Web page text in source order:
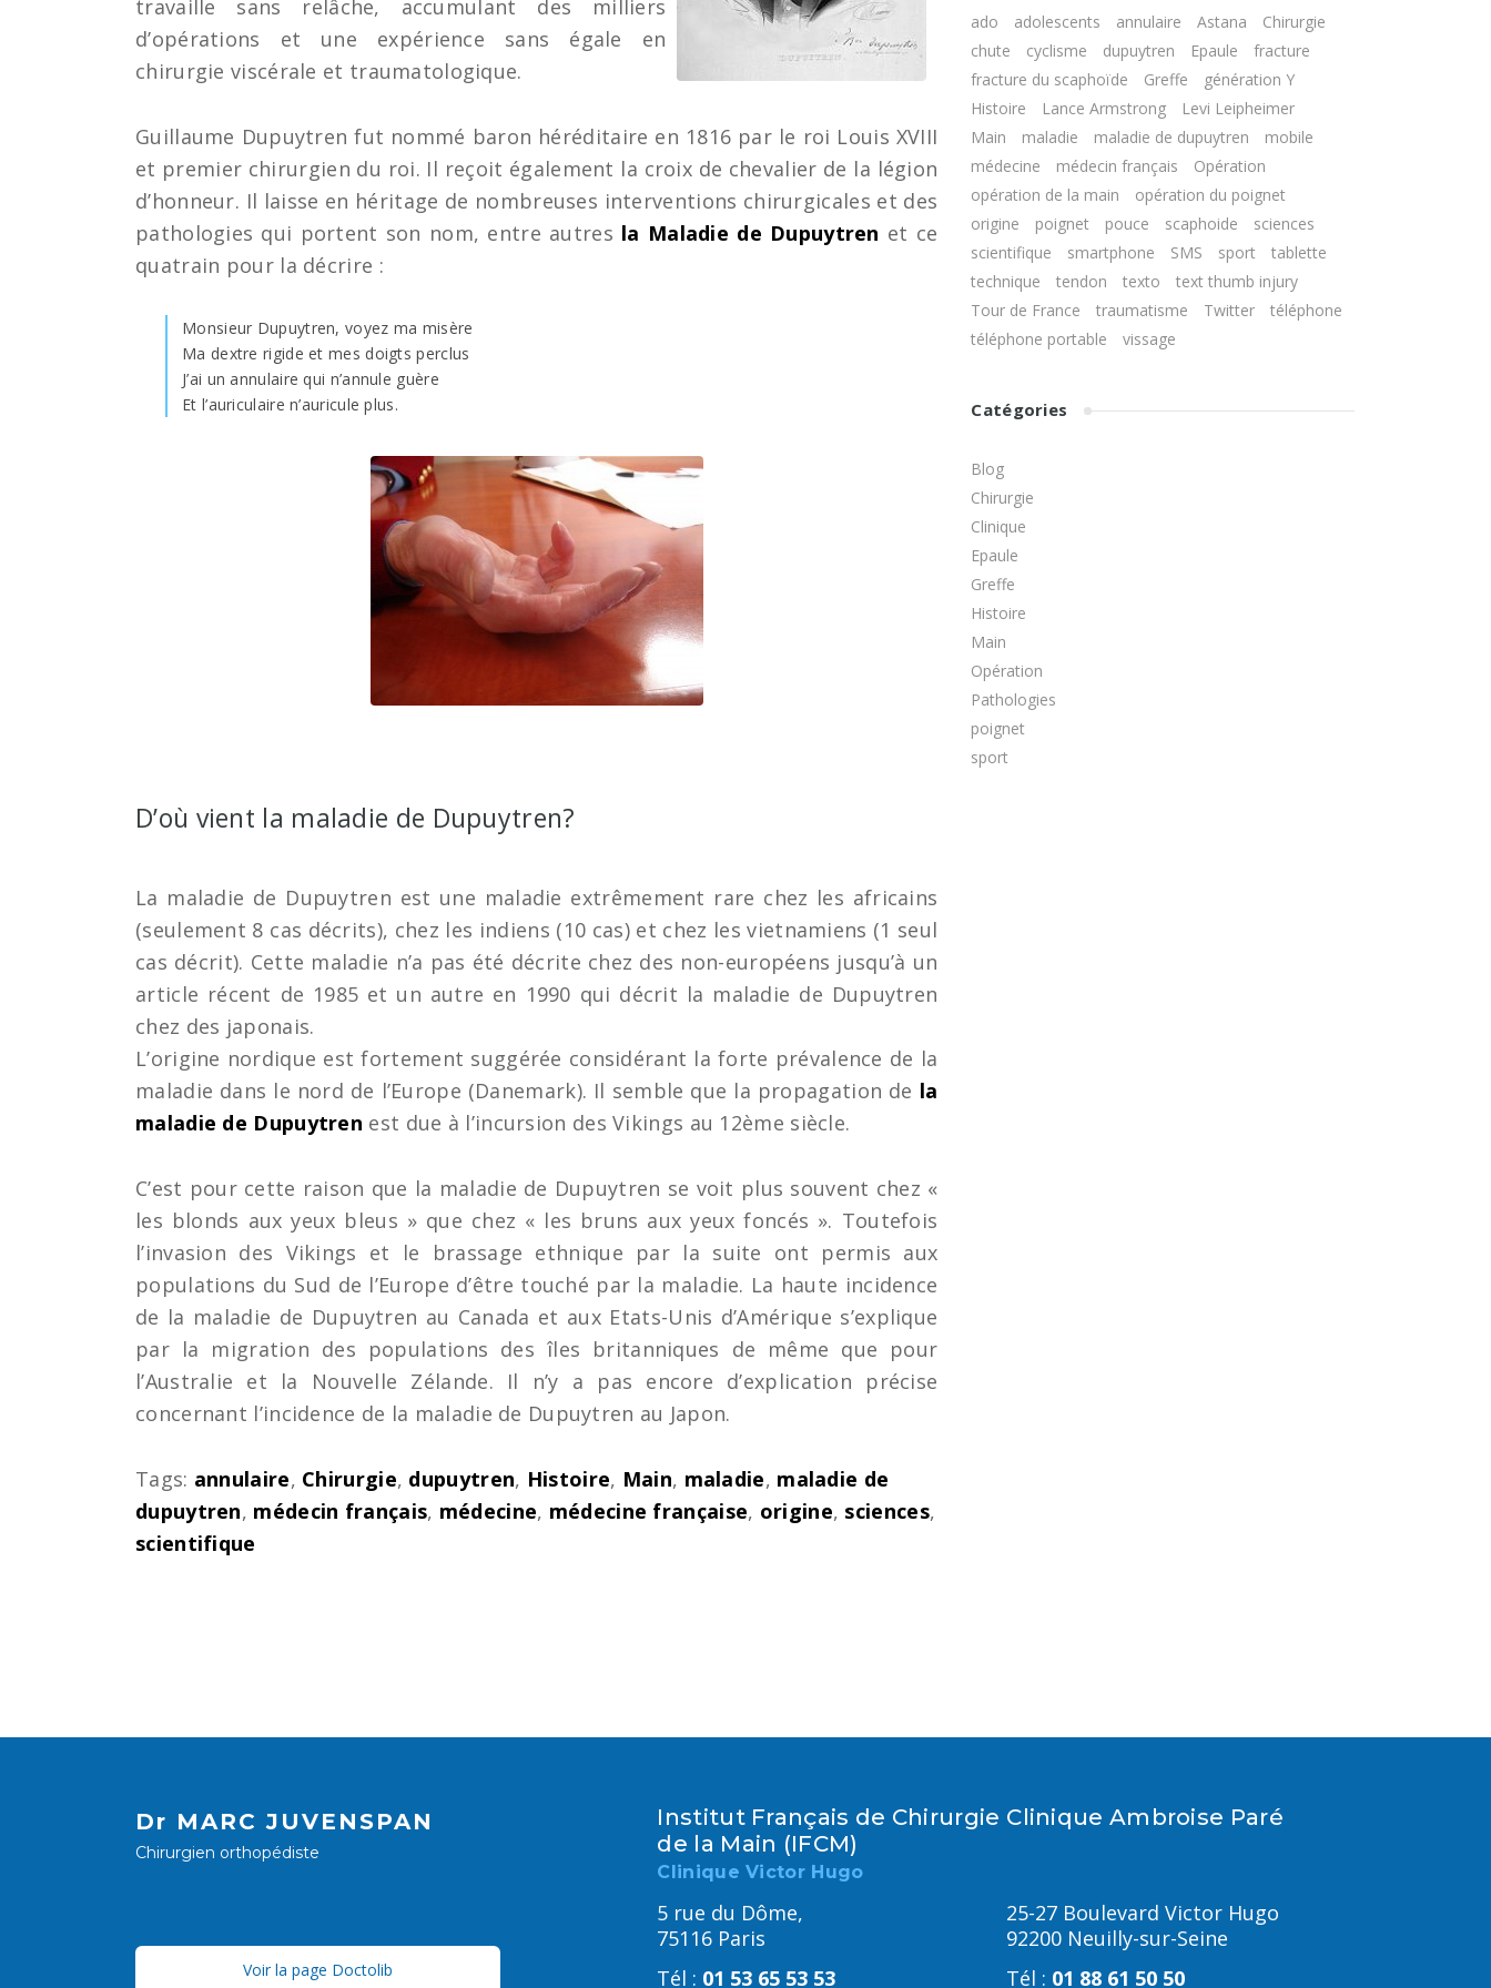
Kyste Mucoïde des Doigts
Maladie de Dupuytren
Rhizathrose ou Arthrose de
la base du pouce
Syndrome du Canal Carpien
Tendinite de De Quervain
Rugby Finger ou Jersey Finger
Entorse et luxation
acromio-claviculaire
Calcification de l’épaule
LES TRAUMATISMES
DU VOLLEY-BALL ET
DU HAND-BALL
travaille sans relâche, accumulant des milliers
d’opérations et une expérience sans égale en
chirurgie viscérale et traumatologique.
Guillaume Dupuytren fut nommé baron héréditaire en 1816 par le roi Louis XVIII
et premier chirurgien du roi. Il reçoit également la croix de chevalier de la légion
d’honneur. Il laisse en héritage de nombreuses interventions chirurgicales et des
pathologies qui portent son nom, entre autres la Maladie de Dupuytren et ce
quatrain pour la décrire :
Monsieur Dupuytren, voyez ma misère
Ma dextre rigide et mes doigts perclus
J’ai un annulaire qui n’annule guère
Et l’auriculaire n’auricule plus.
D’où vient la maladie de Dupuytren?
La maladie de Dupuytren est une maladie extrêmement rare chez les africains
(seulement 8 cas décrits), chez les indiens (10 cas) et chez les vietnamiens (1 seul
cas décrit). Cette maladie n’a pas été décrite chez des non-européens jusqu’à un
article récent de 1985 et un autre en 1990 qui décrit la maladie de Dupuytren
chez des japonais.
L’origine nordique est fortement suggérée considérant la forte prévalence de la
maladie dans le nord de l’Europe (Danemark). Il semble que la propagation de la
maladie de Dupuytren est due à l’incursion des Vikings au 12ème siècle.
C’est pour cette raison que la maladie de Dupuytren se voit plus souvent chez «
les blonds aux yeux bleus » que chez « les bruns aux yeux foncés ». Toutefois
l’invasion des Vikings et le brassage ethnique par la suite ont permis aux
populations du Sud de l’Europe d’être touché par la maladie. La haute incidence
de la maladie de Dupuytren au Canada et aux Etats-Unis d’Amérique s’explique
par la migration des populations des îles britanniques de même que pour
l’Australie et la Nouvelle Zélande. Il n’y a pas encore d’explication précise
concernant l’incidence de la maladie de Dupuytren au Japon.
Tags: annulaire, Chirurgie, dupuytren, Histoire, Main, maladie, maladie de
dupuytren, médecin français, médecine, médecine française, origine, sciences,
scientifique
ado adolescents annulaire Astana
Chirurgie
chute
cyclisme dupuytren Epaule
fracture
fracture du scaphoïde
Greffe
génération Y
Histoire
Lance Armstrong
Levi Leipheimer
Main
maladie maladie de dupuytren
mobile
médecine
médecin français
Opération
opération de la main
opération du poignet
origine
poignet pouce scaphoide
sciences
scientifique
smartphone SMS sport
tablette
technique
tendon texto
text thumb injury
Tour de France
traumatisme Twitter
téléphone
téléphone portable
vissage
Catégories
Blog
Chirurgie
Clinique
Epaule
Greffe
Histoire
Main
Opération
Pathologies
poignet
sport
Dr MARC JUVENSPAN
Chirurgien orthopédiste
Voir la page Doctolib
Institut Français de Chirurgie
de la Main (IFCM)
Clinique Victor Hugo
5 rue du Dôme,
75116 Paris
Tél : 01 53 65 53 53
Clinique Ambroise Paré
25-27 Boulevard Victor Hugo
92200 Neuilly-sur-Seine
Tél : 01 88 61 50 50